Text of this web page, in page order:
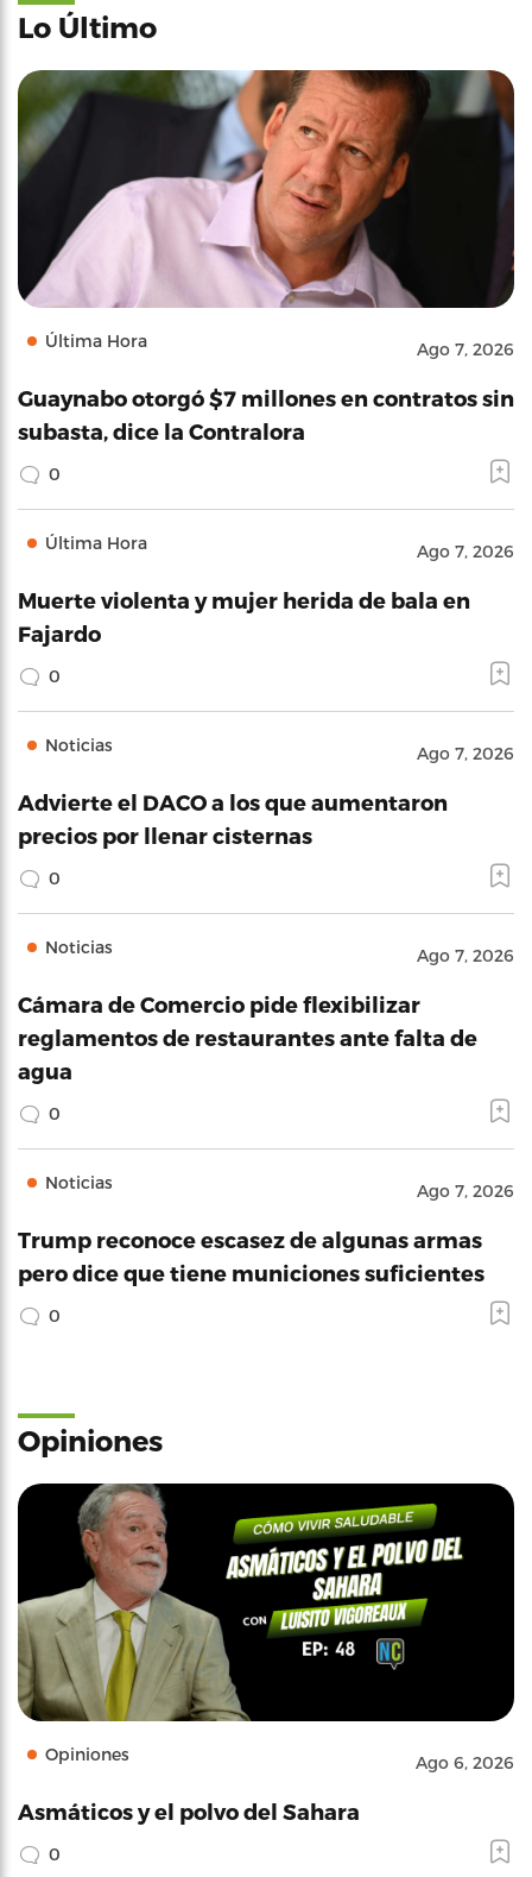
Lo Último
Última Hora Ago 7, 2026
Guaynabo otorgó $7 millones en contratos sin
subasta, dice la Contralora
0
Última Hora Ago 7, 2026
Muerte violenta y mujer herida de bala en
Fajardo
0
Noticias Ago 7, 2026
Advierte el DACO a los que aumentaron
precios por llenar cisternas
0
Noticias Ago 7, 2026
Cámara de Comercio pide flexibilizar
reglamentos de restaurantes ante falta de
agua
0
Noticias Ago 7, 2026
Trump reconoce escasez de algunas armas
pero dice que tiene municiones suficientes
0
Opiniones
Opiniones Ago 6, 2026
Asmáticos y el polvo del Sahara
0